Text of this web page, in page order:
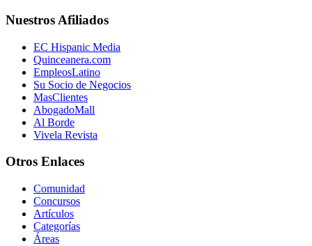
Nuestros Afiliados
EC Hispanic Media
Quinceanera.com
EmpleosLatino
Su Socio de Negocios
MasClientes
AbogadoMall
Al Borde
Vivela Revista
Otros Enlaces
Comunidad
Concursos
Artículos
Categorías
Áreas